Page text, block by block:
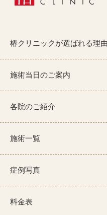
椿クリニックが選ばれる理由
施術当日のご案内
各院のご紹介
施術一覧
症例写真
料金表